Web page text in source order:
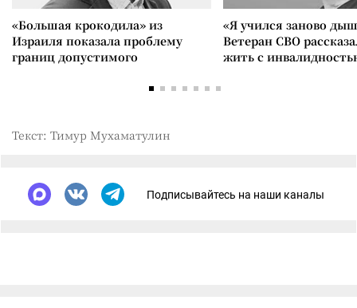
«Большая крокодила» из
Израиля показала проблему
границ допустимого
«Я учился заново
Ветеран СВО
жить с
Текст: Тимур Мухаматулин
Подписывайтесь на наши каналы